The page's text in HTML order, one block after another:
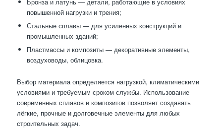
повышенной нагрузки и трения;
Стальные сплавы — для усиленных конструкций и
промышленных зданий;
Пластмассы и композиты — декоративные элементы,
воздуховоды, облицовка.
Выбор материала определяется нагрузкой, климатическими
условиями и требуемым сроком службы. Использование
современных сплавов и композитов позволяет создавать
лёгкие, прочные и долговечные элементы для любых
строительных задач.